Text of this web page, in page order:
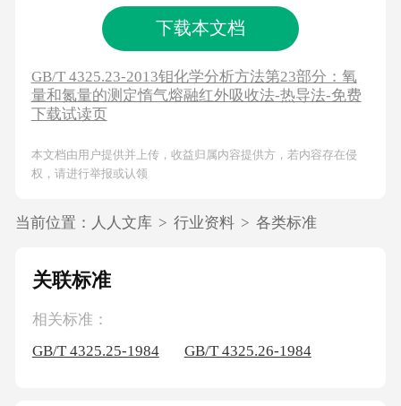
下载本文档
GB/T 4325.23-2013钼化学分析方法第23部分：氧
量和氮量的测定惰气熔融红外吸收法-热导法-免费
下载试读页
本文档由用户提供并上传，收益归属内容提供方，若内容存在侵
权，请进行举报或认领
当前位置： 人人文库 > 行业资料 > 各类标准
关联标准
相关标准：
GB/T 4325.25-1984
GB/T 4325.26-1984